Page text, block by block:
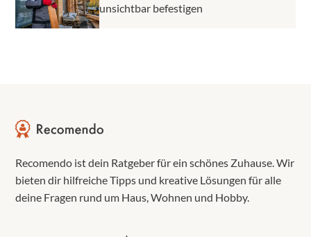
unsichtbar befestigen
Recomendo ist dein Ratgeber für ein schönes Zuhause. Wir
bieten dir hilfreiche Tipps und kreative Lösungen für alle
deine Fragen rund um Haus, Wohnen und Hobby.